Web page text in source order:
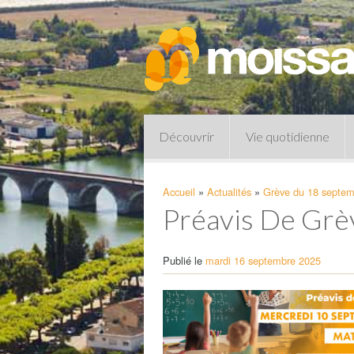
Découvrir Vie quotidienne
Pharmacies de garde
Accueil » Actualités » Grève du 18
Préavis De
Publié le mardi 16 septembre 2025